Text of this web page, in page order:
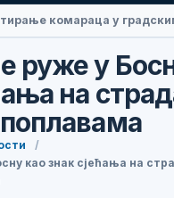
руже у
на
као знак сјећања на